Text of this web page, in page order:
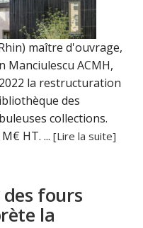
maître d'ouvrage,
Manciulescu ACMH,
la restructuration
des
collections.
M€ HT. ...[Lire la suite]
des fours
la